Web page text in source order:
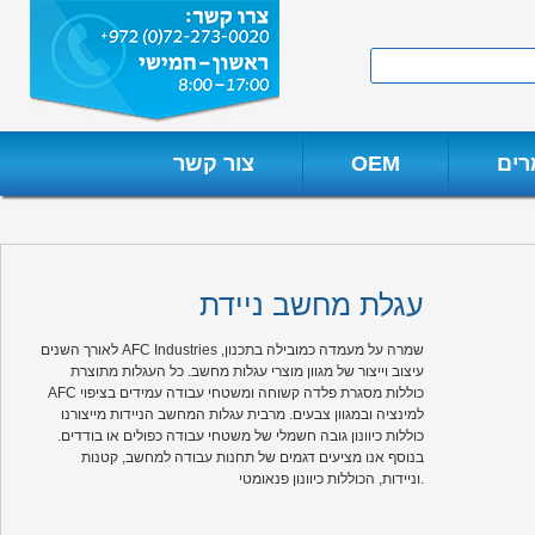
content
צור קשר OEM
עגלת מחשב ניידת
לאורך השנים AFC Industries שמרה על מעמדה כמובילה בתכנון,
עיצוב וייצור של מגוון מוצרי עגלות מחשב. כל העגלות מתוצרת
AFC כוללות מסגרת פלדה קשוחה ומשטחי עבודה עמידים בציפוי
למינציה ובמגוון צבעים. מרבית עגלות המחשב הניידות מייצורנו
כוללות כיוונון גובה חשמלי של משטחי עבודה כפולים או בודדים.
בנוסף אנו מציעים דגמים של תחנות עבודה למחשב, קטנות
וניידות, הכוללות כיוונון פנאומטי.